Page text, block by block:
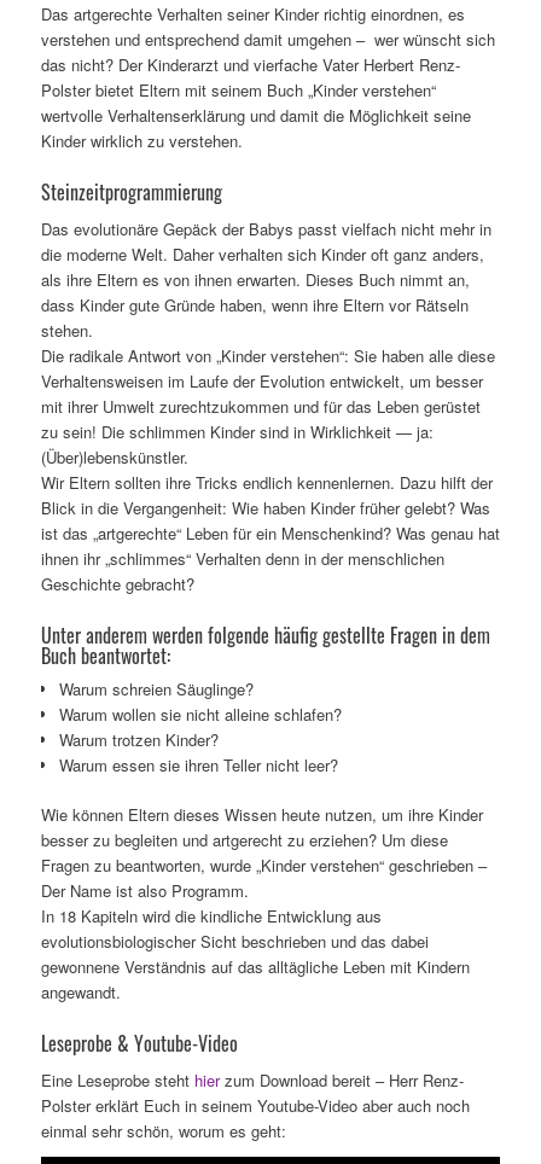
Das artgerechte Verhalten seiner Kinder richtig einordnen, es
verstehen und entsprechend damit umgehen – wer wünscht sich
das nicht? Der Kinderarzt und vierfache Vater Herbert Renz-
Polster bietet Eltern mit seinem Buch „Kinder verstehen“
wertvolle Verhaltenserklärung und damit die Möglichkeit seine
Kinder wirklich zu verstehen.
Steinzeitprogrammierung
Das evolutionäre Gepäck der Babys passt vielfach nicht mehr in
die moderne Welt. Daher verhalten sich Kinder oft ganz anders,
als ihre Eltern es von ihnen erwarten. Dieses Buch nimmt an,
dass Kinder gute Gründe haben, wenn ihre Eltern vor Rätseln
stehen.
Die radikale Antwort von „Kinder verstehen“: Sie haben alle diese
Verhaltensweisen im Laufe der Evolution entwickelt, um besser
mit ihrer Umwelt zurechtzukommen und für das Leben gerüstet
zu sein! Die schlimmen Kinder sind in Wirklichkeit — ja:
(Über)lebenskünstler.
Wir Eltern sollten ihre Tricks endlich kennenlernen. Dazu hilft der
Blick in die Vergangenheit: Wie haben Kinder früher gelebt? Was
ist das „artgerechte“ Leben für ein Menschenkind? Was genau hat
ihnen ihr „schlimmes“ Verhalten denn in der menschlichen
Geschichte gebracht?
Unter anderem werden folgende häufig gestellte Fragen in dem
Buch beantwortet:
Warum schreien Säuglinge?
Warum wollen sie nicht alleine schlafen?
Warum trotzen Kinder?
Warum essen sie ihren Teller nicht leer?
Wie können Eltern dieses Wissen heute nutzen, um ihre Kinder
besser zu begleiten und artgerecht zu erziehen? Um diese
Fragen zu beantworten, wurde „Kinder verstehen“ geschrieben –
Der Name ist also Programm.
In 18 Kapiteln wird die kindliche Entwicklung aus
evolutionsbiologischer Sicht beschrieben und das dabei
gewonnene Verständnis auf das alltägliche Leben mit Kindern
angewandt.
Leseprobe & Youtube-Video
Eine Leseprobe steht hierzum Download bereit – Herr Renz-
Polster erklärt Euch in seinem Youtube-Video aber auch noch
einmal sehr schön, worum es geht: